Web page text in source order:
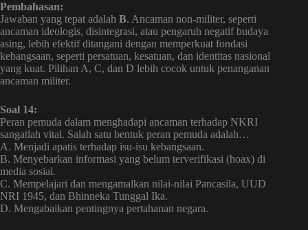
Pembahasan:
Jawaban yang tepat adalah B. Ancaman non-militer, seperti
ancaman ideologis, disintegrasi, atau pengaruh negatif budaya
asing, lebih efektif ditangani dengan memperkuat fondasi
kebangsaan, seperti persatuan, kesatuan, dan identitas nasional
yang kuat. Pilihan A, C, dan D lebih cocok untuk penanganan
ancaman militer.
Soal 14:
Peran pemuda dalam menghadapi ancaman terhadap NKRI
sangatlah vital. Salah satu bentuk peran pemuda adalah…
A. Menjadi apatis terhadap isu-isu kebangsaan.
B. Menyebarkan informasi yang belum terverifikasi (hoax) di
media sosial.
C. Mempelajari dan mengamalkan nilai-nilai Pancasila, UUD
NRI 1945, dan Bhinneka Tunggal Ika.
D. Mengabaikan pentingnya pertahanan negara.